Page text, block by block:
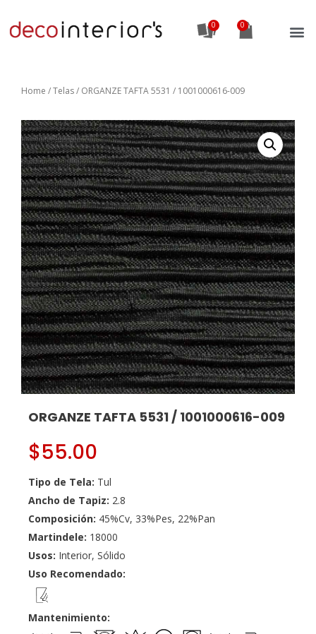
0
Home /Telas/ ORGANZE TAFTA 5531 / 1001000616-009
ORGANZE TAFTA 5531 / 1001000616-009
$55.00
Tipo de Tela: Tul
Ancho de Tapiz: 2.8
Composición: 45%Cv, 33%Pes, 22%Pan
Martindele: 18000
Usos: Interior, Sólido
Uso Recomendado:
Mantenimiento: